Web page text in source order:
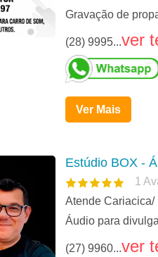
Gravação de
(28) 9995...ver
Ver Mais
Estúdio BOX -
1
Atende Cariacica/
Áudio para
(27) 9960...ver